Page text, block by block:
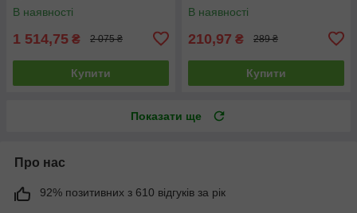
В наявності
1 514,75 ₴ 2 075 ₴
Купити
В наявності
210,97 ₴ 289 ₴
Купити
Показати ще
Про нас
92% позитивних з 610 відгуків за рік